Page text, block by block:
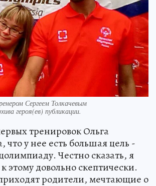
Сергеем Толкачевым
героя(ев) публикации.
тренировок Ольга
что у нее есть большая цель -
Честно сказать, я
этому довольно скептически.
родители, мечтающие о